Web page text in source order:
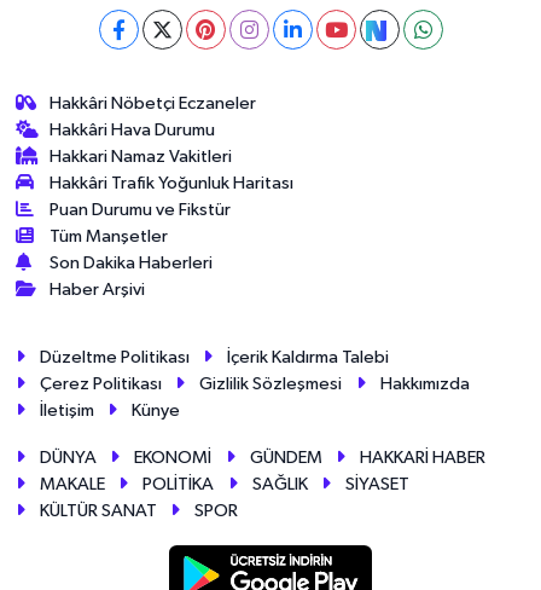
Hakkâri Nöbetçi Eczaneler
Hakkâri Hava Durumu
Hakkari Namaz Vakitleri
Hakkâri Trafik Yoğunluk Haritası
Puan Durumu ve Fikstür
Tüm Manşetler
Son Dakika Haberleri
Haber Arşivi
Düzeltme Politikası
İçerik Kaldırma Talebi
Çerez Politikası
Gizlilik Sözleşmesi
Hakkımızda
İletişim
Künye
DÜNYA EKONOMİ GÜNDEM
HAKKARİ HABER
MAKALE
POLİTİKA SAĞLIK
SİYASET
KÜLTÜR SANAT
SPOR